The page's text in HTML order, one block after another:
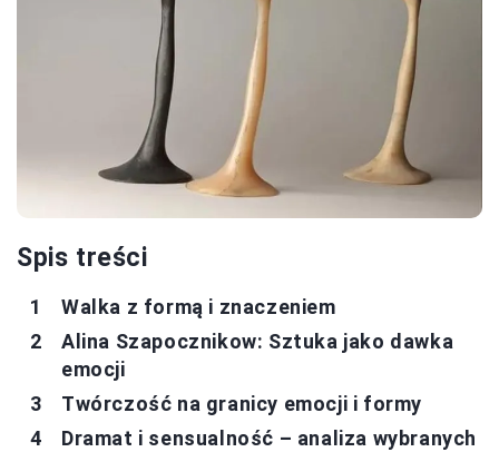
Spis treści
Walka z formą i znaczeniem
Alina Szapocznikow: Sztuka jako dawka
emocji
Twórczość na granicy emocji i formy
Dramat i sensualność – analiza wybranych